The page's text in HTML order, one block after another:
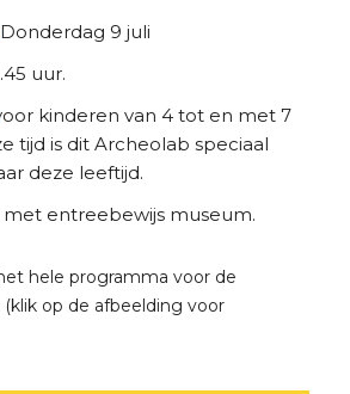
9 juli
uur.
kinderen van 4 tot en met 7
tijd is dit Archeolab speciaal
deze leeftijd.
entreebewijs museum.
hele programma voor de
op de afbeelding voor